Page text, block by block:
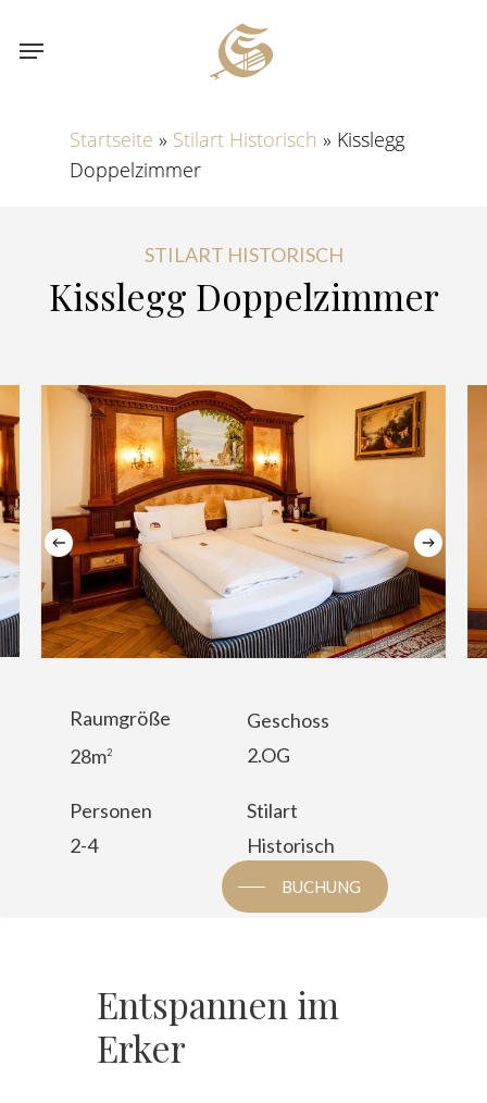
Menu
Startseite » Stilart Historisch » Kisslegg
Doppelzimmer
STILART HISTORISCH
Kisslegg Doppelzimmer
Raumgröße
28m2
Geschoss
2.OG
Personen
2-4
Stilart
Historisch
BUCHUNG
Entspannen im
Erker